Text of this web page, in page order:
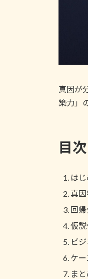
真因が
築力」
目次
は
真
回
仮
ビ
ケ
ま